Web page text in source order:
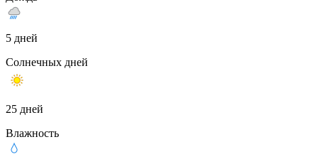
5 дней
Солнечных дней
25 дней
Влажность